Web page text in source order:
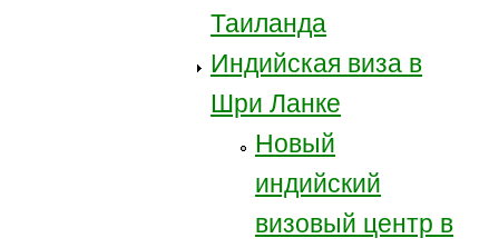
Таиланда
Индийская виза в
Шри Ланке
Новый
индийский
визовый центр в